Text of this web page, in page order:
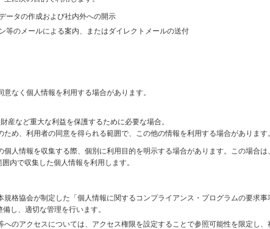
ータの作成および社内外への開示
等のメールによる案内、またはダイレクトメールの送付
なく個人情報を利用する場合があります。
産など重大な利益を保護するために必要な場合。
め、利用者の同意を得られる範囲で、この他の情報を利用する場合があります。
人情報を収集する際、個別に利用目的を明示する場合があります。この場合は
内で収集した個人情報を利用します。
規格協会が制定した「個人情報に関するコンプライアンス・プログラムの要求
し、適切な管理を行います。
のアクセスについては、アクセス権限を設定することで参照可能性を限定し、